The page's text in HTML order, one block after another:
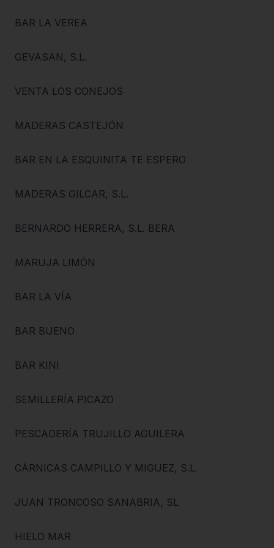
BAR LA VEREA
GEVASAN, S.L.
VENTA LOS CONEJOS
MADERAS CASTEJÓN
BAR EN LA ESQUINITA TE ESPERO
MADERAS GILCAR, S.L.
BERNARDO HERRERA, S.L. BERA
MARUJA LIMÓN
BAR LA VÍA
BAR BUENO
BAR KINI
SEMILLERÍA PICAZO
PESCADERÍA TRUJILLO AGUILERA
CÁRNICAS CAMPILLO Y MIGUEZ, S.L.
JUAN TRONCOSO SANABRIA, SL
HIELO MAR